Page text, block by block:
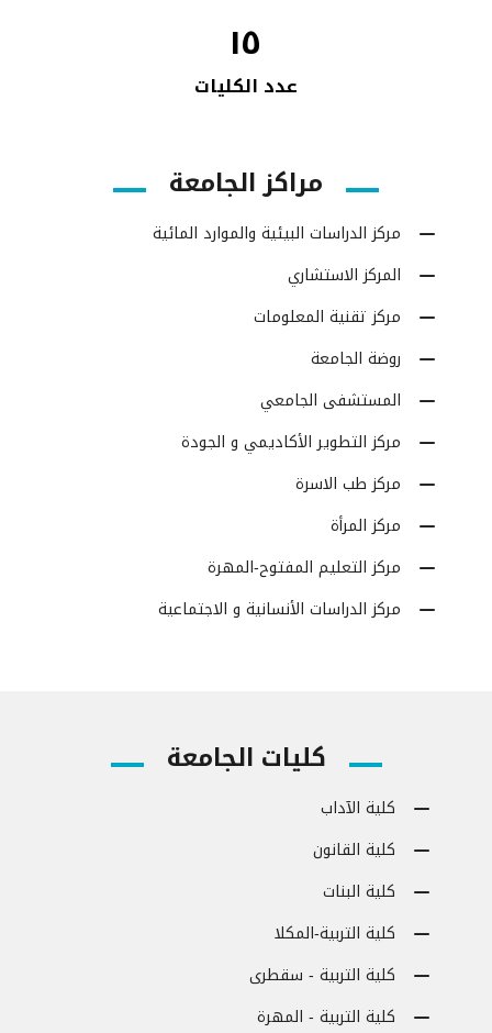
١٥
عدد الكليات
مراكز الجامعة
مركز الدراسات البيئية والموارد المائية
المركز الاستشاري
مركز تقنية المعلومات
روضة الجامعة
المستشفى الجامعي
مركز التطوير الأكاديمي و الجودة
مركز طب الاسرة
مركز المرأة
مركز التعليم المفتوح-المهرة
مركز الدراسات الأنسانية و الاجتماعية
كليات الجامعة
كلية الآداب
كلية القانون
كلية البنات
كلية التربية-المكلا
كلية التربية - سقطرى
كلية التربية - المهرة